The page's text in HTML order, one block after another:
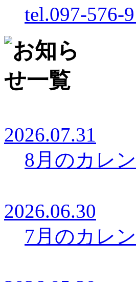
tel.097-576-
2026.07.31
8月のカレ
2026.06.30
7月のカレ